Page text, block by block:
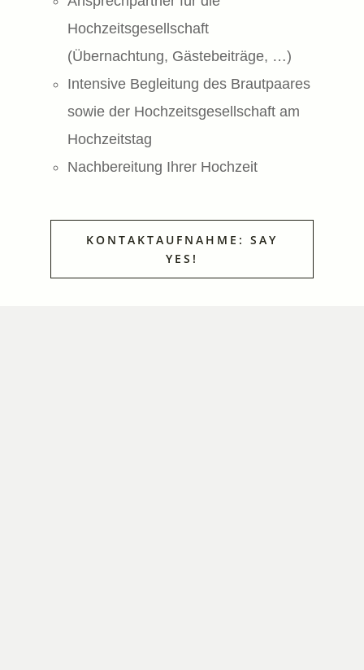
Hochzeitsgesellschaft
(Übernachtung, Gästebeiträge, …)
Intensive Begleitung des Brautpaares
sowie der Hochzeitsgesellschaft am
Hochzeitstag
Nachbereitung Ihrer Hochzeit
KONTAKTAUFNAHME: SAY
YES!